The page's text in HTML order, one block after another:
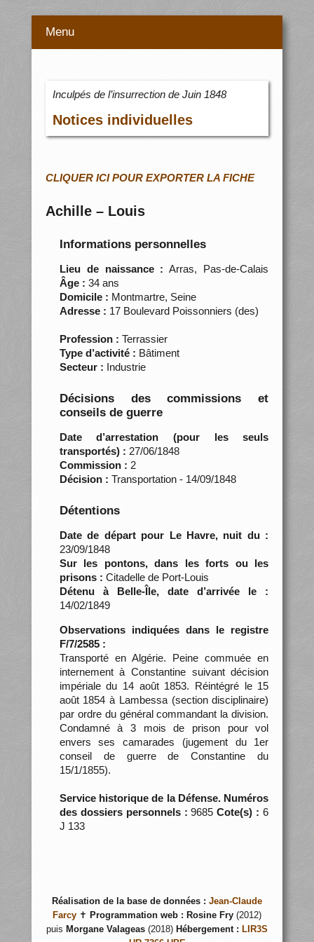
Menu
Inculpés de l’insurrection de Juin 1848
Notices individuelles
CLIQUER ICI POUR EXPORTER LA FICHE
Achille – Louis
Informations personnelles
Lieu de naissance : Arras, Pas-de-Calais
Âge : 34 ans
Domicile : Montmartre, Seine
Adresse : 17 Boulevard Poissonniers (des)
Profession : Terrassier
Type d’activité : Bâtiment
Secteur : Industrie
Décisions des commissions et
conseils de guerre
Date d’arrestation (pour les seuls
transportés) : 27/06/1848
Commission : 2
Décision : Transportation - 14/09/1848
Détentions
Date de départ pour Le Havre, nuit du :
23/09/1848
Sur les pontons, dans les forts ou les
prisons : Citadelle de Port-Louis
Détenu à Belle-Île, date d’arrivée le :
14/02/1849
Observations indiquées dans le registre
F/7/2585 :
Transporté en Algérie. Peine commuée en
internement à Constantine suivant décision
impériale du 14 août 1853. Réintégré le 15
août 1854 à Lambessa (section disciplinaire)
par ordre du général commandant la division.
Condamné à 3 mois de prison pour vol
envers ses camarades (jugement du 1er
conseil de guerre de Constantine du
15/1/1855).
Service historique de la Défense. Numéros
des dossiers personnels :9685Cote(s) : 6
J 133
Réalisation de la base de données : Jean-Claude
Farcy ✝ Programmation web : Rosine Fry (2012)
puis Morgane Valageas (2018) Hébergement : LIR3S